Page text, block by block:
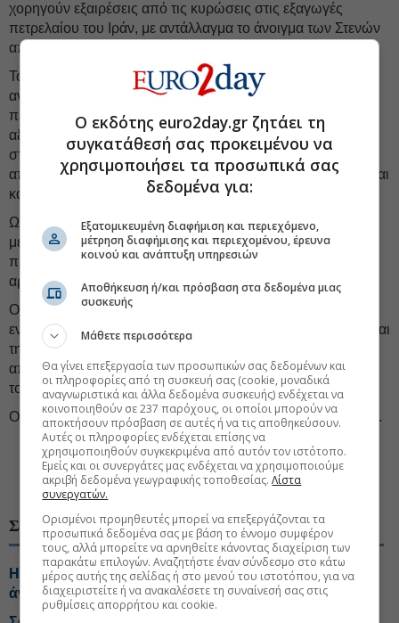
χορηγούν εξαιρέσεις από τις κυρώσεις στις εξαγωγές
πετρελαίου του Ιράν, με αντάλλαγμα το άνοιγμα των Στενών
από την Τεχεράνη.
Το
πυρηνικό πρόγραμματου Ιράν θα αποτελέσει
αντικείμενο διαπραγμάτευσης κατά τη διάρκεια μιας
περιόδου συνομιλιών 60 ημερών. Ο Αμερικανός
αξιωματούχος δήλωσε ότι η συμφωνία θα οδηγήσει τελικά
στη διάλυση του πυρηνικού προγράμματος του Ιράν, με το
απόθεμα υψηλά εμπλουτισμένου ουρανίου να καταστρέφεται
και να απομακρύνεται.
Ωστόσο, ο Αραγτσί δήλωσε ότι το Ιράν, το οποίο σύμφωνα
με πηγές δεν έχει αποδεχθεί τη διάλυση του πυρηνικού του
προγράμματος, επιθυμεί να διατηρήσει το ουράνιο σε
αραιωμένη μορφή.
Οι προτάσεις περιλαμβάνουν επίσης συζητήσεις για
ενδεχόμενες πολεμικές αποζημιώσεις προς την Τεχεράνη και
την εγκατάλειψη των μακροχρόνιων αμερικανικών
απαιτήσεων για περιορισμούς στο πυραυλικό πρόγραμμα
του Ιράν, ανέφεραν οι πηγές.
Ο Αμερικανός αξιωματούχος αμφισβήτησε αυτή την εκδοχή.
#Μέση Ανατολή #Πυρηνικό πρόγραμμα Ιράν #Ιράν
#Ισραήλ-Ιράν #ΗΠΑ - Ιράν
ΣΧΕΤΙΚΑ ΘΕΜΑΤΑ
Η Τεχεράνη θέτει όρους για οποιοδήποτε εκ νέου
άνοιγμα των Στενών του Ορμούζ
Ο εκδότης euro2day.gr ζητάει τη
συγκατάθεσή σας προκειμένου να
χρησιμοποιήσει τα προσωπικά σας
δεδομένα για:
Εξατομικευμένη διαφήμιση και περιεχόμενο,
μέτρηση διαφήμισης και περιεχομένου, έρευνα
κοινού και ανάπτυξη υπηρεσιών
Αποθήκευση ή/και πρόσβαση στα δεδομένα μιας
συσκευής
Μάθετε περισσότερα
Θα γίνει επεξεργασία των προσωπικών σας δεδομένων και
οι πληροφορίες από τη συσκευή σας (cookie, μοναδικά
αναγνωριστικά και άλλα δεδομένα συσκευής) ενδέχεται να
κοινοποιηθούν σε 237 παρόχους, οι οποίοι μπορούν να
αποκτήσουν πρόσβαση σε αυτές ή να τις αποθηκεύσουν.
Αυτές οι πληροφορίες ενδέχεται επίσης να
χρησιμοποιηθούν συγκεκριμένα από αυτόν τον ιστότοπο.
Εμείς και οι συνεργάτες μας ενδέχεται να χρησιμοποιούμε
ακριβή δεδομένα γεωγραφικής τοποθεσίας.Λίστα
συνεργατών.
Ορισμένοι προμηθευτές μπορεί να επεξεργάζονται τα
προσωπικά δεδομένα σας με βάση το έννομο συμφέρον
τους, αλλά μπορείτε να αρνηθείτε κάνοντας διαχείριση των
παρακάτω επιλογών. Αναζητήστε έναν σύνδεσμο στο κάτω
μέρος αυτής της σελίδας ή στο μενού του ιστοτόπου, για να
διαχειριστείτε ή να ανακαλέσετε τη συναίνεσή σας στις
ρυθμίσεις απορρήτου και cookie.